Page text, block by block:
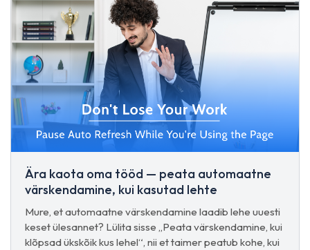
Ära kaota oma tööd — peata automaatne
värskendamine, kui kasutad lehte
Mure, et automaatne värskendamine laadib lehe uuesti
keset ülesannet? Lülita sisse „Peata värskendamine, kui
klõpsad ükskõik kus lehel“, nii et taimer peatub kohe, kui